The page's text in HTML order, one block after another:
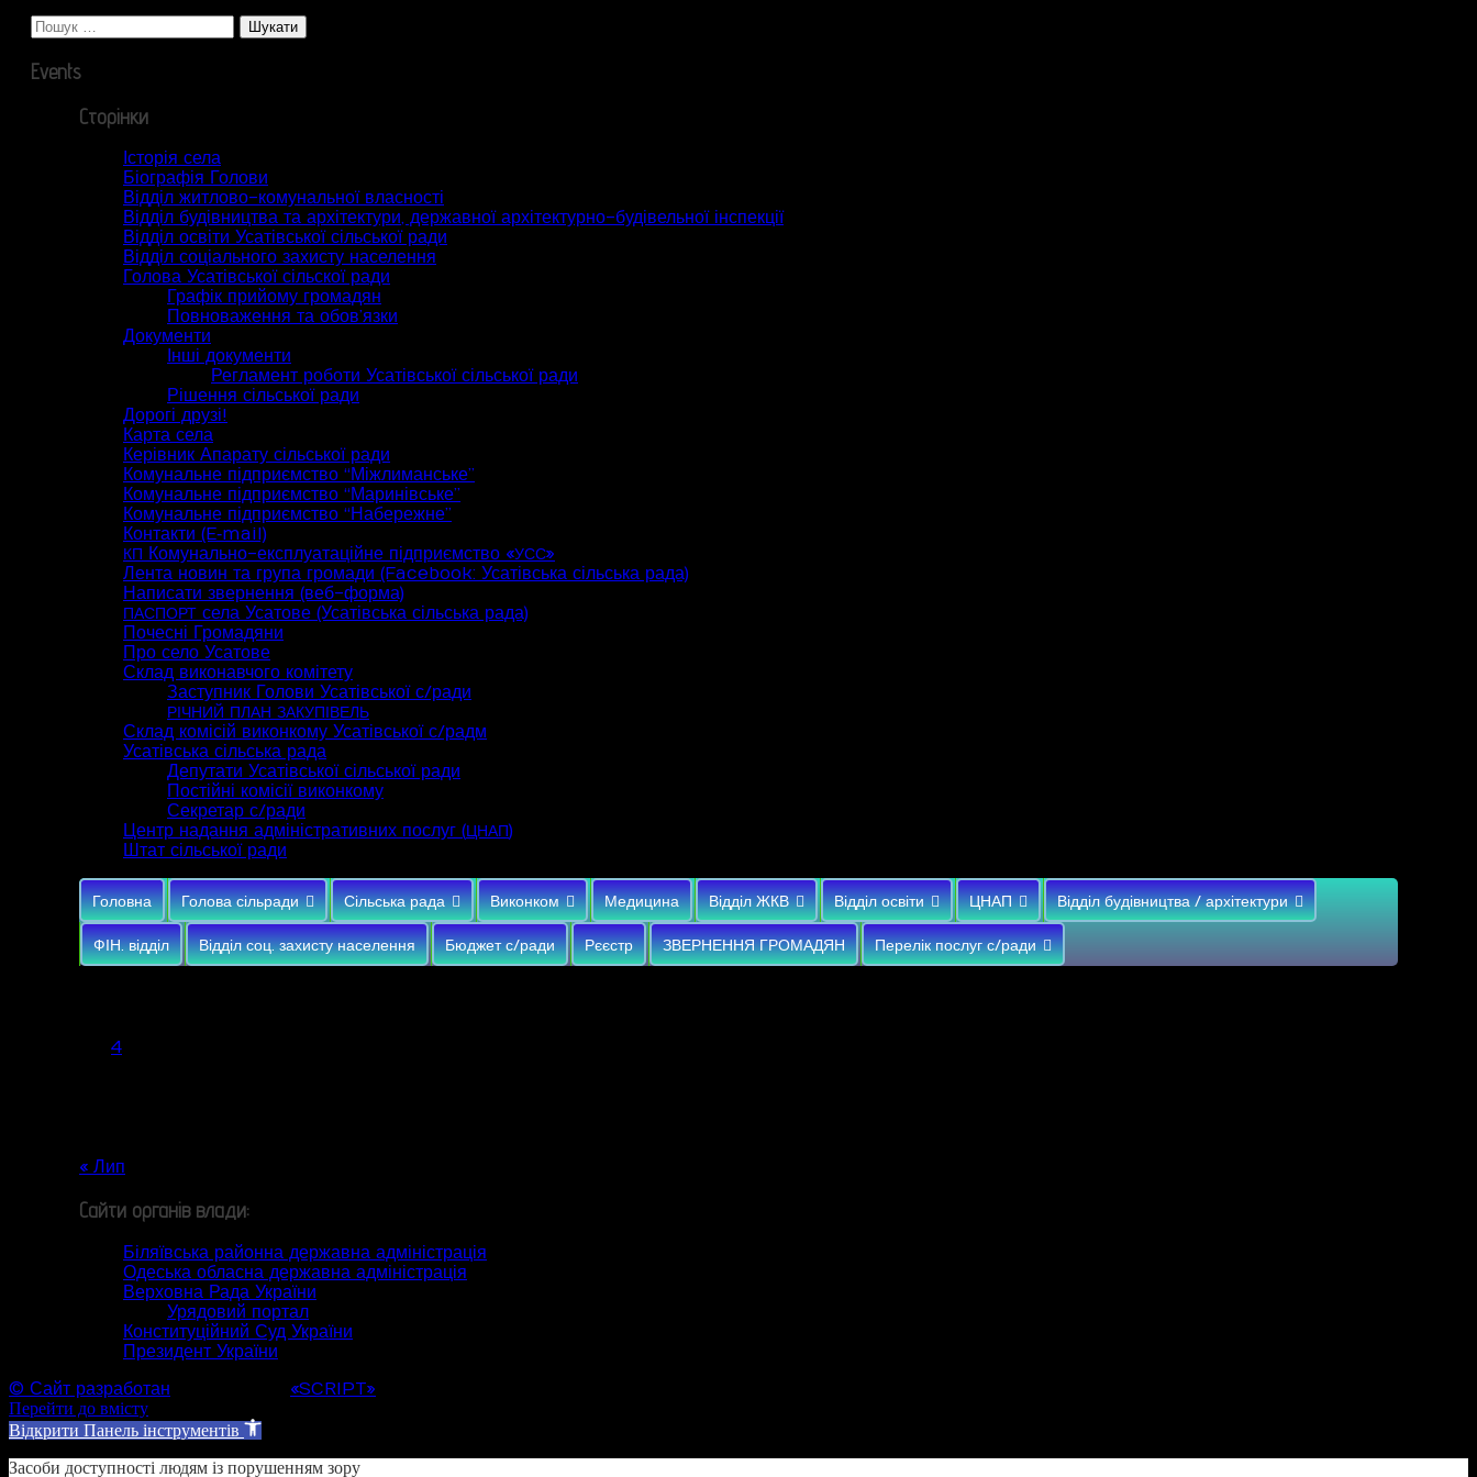
Пошук:
Events
Сторінки
Історія села
Біографія Голови
Відділ житлово-комунальної власності
Відділ будівництва та архітектури, державної архітектурно-будівельної інспекції
Відділ освіти Усатівської сільської ради
Відділ соціального захисту населення
Голова Усатівської сільскої ради
Графік прийому громадян
Повноваження та обов’язки
Документи
Інші документи
Регламент роботи Усатівської сільської ради
Рішення сільської ради
Дорогі друзі!
Карта села
Керівник Апарату сільської ради
Комунальне підприємство “Міжлиманське”
Комунальне підприємство “Маринівське”
Комунальне підприємство “Набережне”
Контакти (E‑mail)
КП Комунально-експлуатаційне підприємство «УСС»
Лента новин та група громади (Facebook: Усатівська сільська рада)
Написати звернення (веб-форма)
ПАСПОРТ села Усатове (Усатівська сільська рада)
Почесні Громадяни
Про село Усатове
Склад виконавчого комітету
Заступник Голови Усатівської с/ради
РІЧНИЙ ПЛАН ЗАКУПІВЕЛЬ
Склад комісій виконкому Усатівської с/радм
Усатівська сільська рада
Депутати Усатівської сільської ради
Постійні комісії виконкому
Секретар с/ради
Центр надання адміністративних послуг (ЦНАП)
Штат сільської ради
Головна Голова сільради Сільська рада Виконком Медицина Відділ ЖКВ Відділ освіти ЦНАП Відділ будівництва / архітектури
ФІН. відділ Відділ соц. захисту населення Бюджет с/ради Рєєстр ЗВЕРНЕННЯ ГРОМАДЯН Перелік послуг с/ради
4
« Лип
Сайти органів влади:
Біляївська районна державна адміністрація
Одеська обласна державна адміністрація
Верховна Рада України
Урядовий портал
Конституційний Суд України
Президент України
© Сайт разработан
«SCRIPT»
Перейти до вмісту
Відкрити Панель інструментів
Засоби доступності людям із порушенням зору